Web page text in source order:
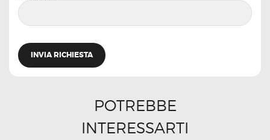
POTREBBE
INTERESSARTI